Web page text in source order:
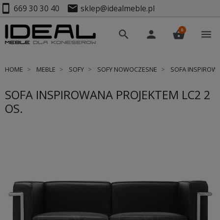
smartphone 669 30 30 40 mail sklep@idealmeble.pl
search person shopping_basket
0 menu
HOME MEBLE SOFY SOFY NOWOCZESNE SOFA
SOFA INSPIROWANA PROJEKTEM LC2 2
OS.